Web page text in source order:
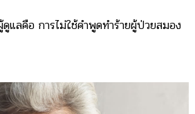
แลคือ การไม่ใช้คำพูดทำร้ายผู้ป่วยสมอง